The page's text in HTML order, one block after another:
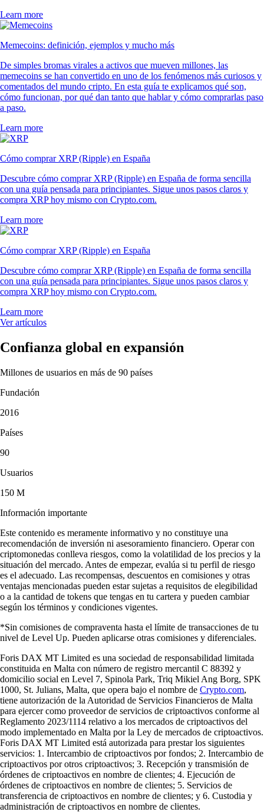
Learn more
Memecoins: definición, ejemplos y mucho más
De simples bromas virales a activos que mueven millones, las
memecoins se han convertido en uno de los fenómenos más curiosos y
comentados del mundo cripto. En esta guía te explicamos qué son,
cómo funcionan, por qué dan tanto que hablar y cómo comprarlas paso
a paso.
Learn more
Cómo comprar XRP (Ripple) en España
Descubre cómo comprar XRP (Ripple) en España de forma sencilla
con una guía pensada para principiantes. Sigue unos pasos claros y
compra XRP hoy mismo con Crypto.com.
Learn more
Cómo comprar XRP (Ripple) en España
Descubre cómo comprar XRP (Ripple) en España de forma sencilla
con una guía pensada para principiantes. Sigue unos pasos claros y
compra XRP hoy mismo con Crypto.com.
Learn more
Ver artículos
Confianza global en expansión
Millones de usuarios en más de 90 países
Fundación
2016
Países
90
Usuarios
150 M
Información importante
Este contenido es meramente informativo y no constituye una
recomendación de inversión ni asesoramiento financiero. Operar con
criptomonedas conlleva riesgos, como la volatilidad de los precios y la
situación del mercado. Antes de empezar, evalúa si tu perfil de riesgo
es el adecuado. Las recompensas, descuentos en comisiones y otras
ventajas mencionadas pueden estar sujetas a requisitos de elegibilidad
o a la cantidad de tokens que tengas en tu cartera y pueden cambiar
según los términos y condiciones vigentes.
*Sin comisiones de compraventa hasta el límite de transacciones de tu
nivel de Level Up. Pueden aplicarse otras comisiones y diferenciales.
Foris DAX MT Limited es una sociedad de responsabilidad limitada
constituida en Malta con número de registro mercantil C 88392 y
domicilio social en Level 7, Spinola Park, Triq Mikiel Ang Borg, SPK
1000, St. Julians, Malta, que opera bajo el nombre de Crypto.com,
tiene autorización de la Autoridad de Servicios Financieros de Malta
para ejercer como proveedor de servicios de criptoactivos conforme al
Reglamento 2023/1114 relativo a los mercados de criptoactivos del
modo implementado en Malta por la Ley de mercados de criptoactivos.
Foris DAX MT Limited está autorizada para prestar los siguientes
servicios: 1. Intercambio de criptoactivos por fondos; 2. Intercambio de
criptoactivos por otros criptoactivos; 3. Recepción y transmisión de
órdenes de criptoactivos en nombre de clientes; 4. Ejecución de
órdenes de criptoactivos en nombre de clientes; 5. Servicios de
transferencia de criptoactivos en nombre de clientes; y 6. Custodia y
administración de criptoactivos en nombre de clientes.